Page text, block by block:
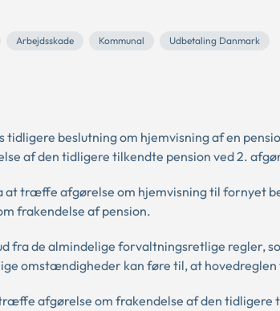
Arbejdsskade Kommunal
Udbetaling Danmark
beslutning om hjemvisning af en
af den tidligere tilkendte pension ved 2.
træffe afgørelse om hjemvisning til fornyet
frakendelse af pension.
fra de almindelige forvaltningsretlige regler,
omstændigheder kan føre til, at hovedreglen
afgørelse om frakendelse af den tidligere